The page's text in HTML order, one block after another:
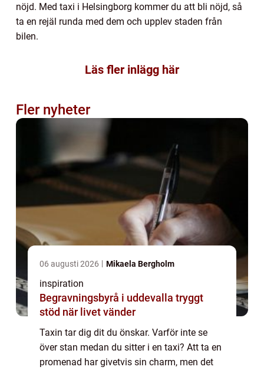
nöjd. Med taxi i Helsingborg kommer du att bli nöjd, så
ta en rejäl runda med dem och upplev staden från
bilen.
Läs fler inlägg här
Fler nyheter
06 augusti 2026 Mikaela Bergholm
inspiration
Begravningsbyrå i uddevalla tryggt
stöd när livet vänder
Taxin tar dig dit du önskar. Varför inte se
över stan medan du sitter i en taxi? Att ta en
promenad har givetvis sin charm, men det